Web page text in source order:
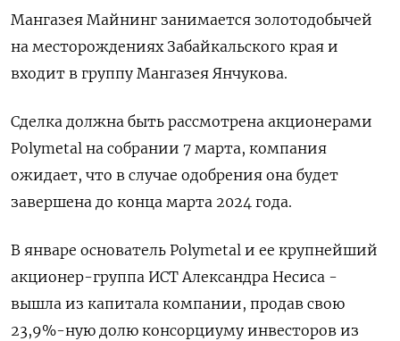
Мангазея Майнинг занимается золотодобычей
на месторождениях Забайкальского края и
входит в группу Мангазея Янчукова.
Сделка должна быть рассмотрена акционерами
Polymetal на собрании 7 марта, компания
ожидает, что в случае одобрения она будет
завершена до конца марта 2024 года.
В январе основатель Polymetal и ее крупнейший
акционер-группа ИСТ Александра Несиса -
вышла из капитала компании, продав свою
23,9%-ную долю консорциуму инвесторов из